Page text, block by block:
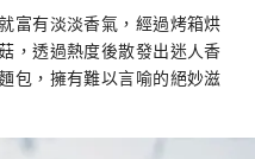
富有淡淡香氣，經過烤箱烘
，透過熱度後散發出迷人香
包，擁有難以言喻的絕妙滋